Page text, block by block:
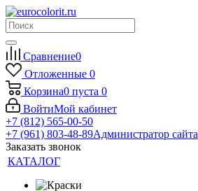
Сравнение0
Отложенные 0
Корзина0 пуста 0
ВойтиМой кабинет
+7 (812) 565-00-50
+7 (961) 803-48-89Администратор сайта
Заказать звонок
КАТАЛОГ